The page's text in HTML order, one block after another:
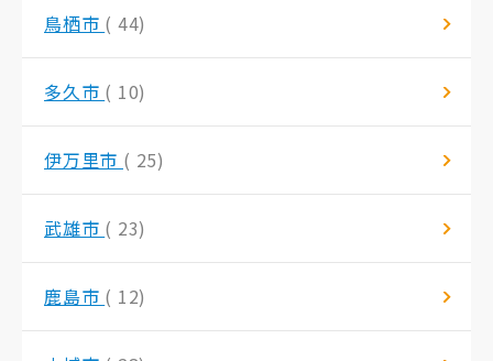
鳥栖市 ( 44)
多久市 ( 10)
伊万里市 ( 25)
武雄市 ( 23)
鹿島市 ( 12)